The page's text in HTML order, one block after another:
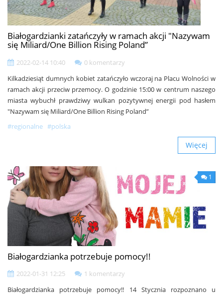
Białogardzianki zatańczyły w ramach akcji "Nazywam
się Miliard/One Billion Rising Poland”
2022-02-14 10:40
0 komentarzy
Kilkadziesiąt dumnych kobiet zatańczyło wczoraj na Placu Wolności w
ramach akcji przeciw przemocy. O godzinie 15:00 w centrum naszego
miasta wybuchł prawdziwy wulkan pozytywnej energii pod hasłem
"Nazywam się Miliard/One Billion Rising Poland”
#regionalne #polska
Więcej
1
Białogardzianka potrzebuje pomocy!!
2022-01-31 12:25
1 komentarzy
Białogardzianka potrzebuje pomocy!! 14 Stycznia rozpoznano u